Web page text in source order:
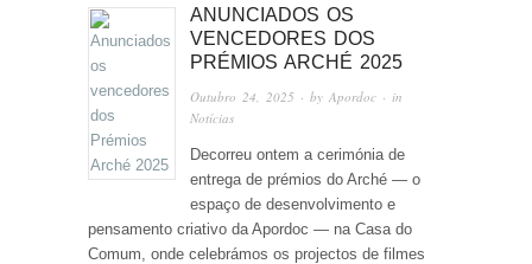
ANUNCIADOS OS
VENCEDORES DOS
PRÉMIOS ARCHÉ 2025
Outubro 24, 2025 · byApordoc · in
Notícias
Decorreu ontem a cerimónia de
entrega de prémios do Arché — o
espaço de desenvolvimento e
pensamento criativo da Apordoc — na Casa do
Comum, onde celebrámos os projectos de filmes